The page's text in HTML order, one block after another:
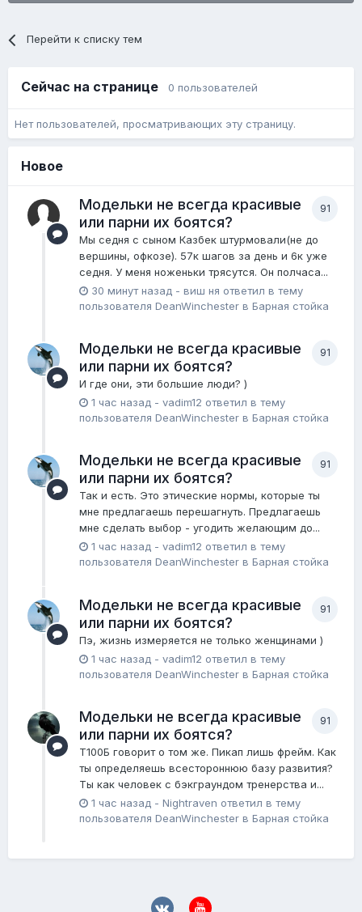
Перейти к списку тем
Сейчас на странице 0 пользователей
Нет пользователей, просматривающих эту страницу.
Новое
91
Модельки не всегда красивые
или парни их боятся?
Мы седня с сыном Казбек штурмовали(не до
вершины, офкозе). 57к шагов за день и 6к уже
седня. У меня ноженьки трясутся. Он полчаса...
30 минут назад - виш ня ответил в тему
пользователя DeanWinchester в Барная стойка
91
Модельки не всегда красивые
или парни их боятся?
И где они, эти большие люди? )
1 час назад - vadim12 ответил в тему
пользователя DeanWinchester в Барная стойка
91
Модельки не всегда красивые
или парни их боятся?
Так и есть. Это этические нормы, которые ты
мне предлагаешь перешагнуть. Предлагаешь
мне сделать выбор - угодить желающим до...
1 час назад - vadim12 ответил в тему
пользователя DeanWinchester в Барная стойка
91
Модельки не всегда красивые
или парни их боятся?
Пэ, жизнь измеряется не только женщинами )
1 час назад - vadim12 ответил в тему
пользователя DeanWinchester в Барная стойка
91
Модельки не всегда красивые
или парни их боятся?
Т100Б говорит о том же. Пикап лишь фрейм. Как
ты определяешь всестороннюю базу развития?
Ты как человек с бэкграундом тренерства и...
1 час назад - Nightraven ответил в тему
пользователя DeanWinchester в Барная стойка